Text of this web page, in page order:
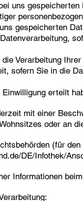
uns
gespeicherten
Verarbeitung
sofern Sie in die
erteilt
mit einer
oder an
(für
DE/Infothek/
Informationen